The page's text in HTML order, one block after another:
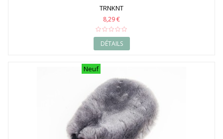
TRNKNT
8,29 €
DÉTAILS
Neuf